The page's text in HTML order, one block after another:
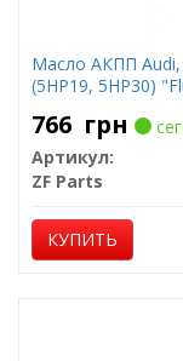
Масло АКПП Audi,
(5HP19, 5HP30)
766 грн
Артикул:
ZF Parts
КУПИТЬ